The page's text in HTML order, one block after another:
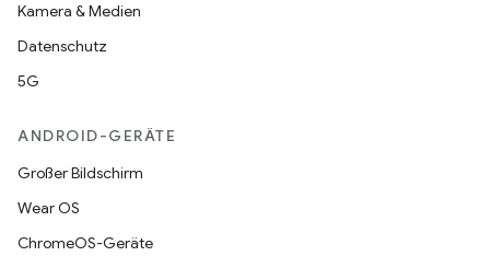
Kamera & Medien
Datenschutz
5G
ANDROID-GERÄTE
Großer Bildschirm
Wear OS
ChromeOS-Geräte